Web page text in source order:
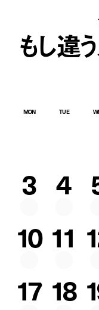
もし違
MON TUE
3 4
10 11
17 18